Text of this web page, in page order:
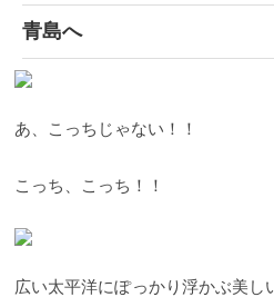
青島へ
あ、こっちじゃない！！
こっち、こっち！！
広い太平洋にぽっかり浮かぶ美し